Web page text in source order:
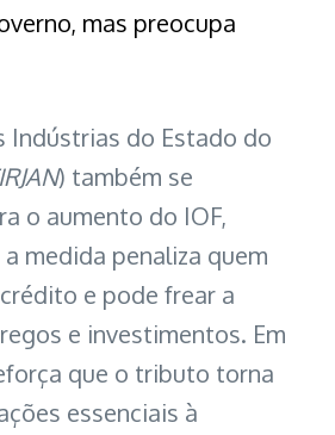
mas preocupa
Indústrias do Estado do
) também se
o aumento do IOF,
medida penaliza quem
e pode frear a
e investimentos. Em
que o tributo torna
essenciais à